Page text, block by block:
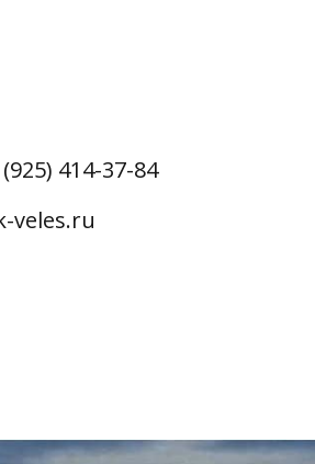
414-37-84
veles.ru